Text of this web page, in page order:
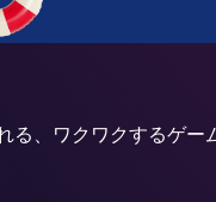
、ワクワクするゲー